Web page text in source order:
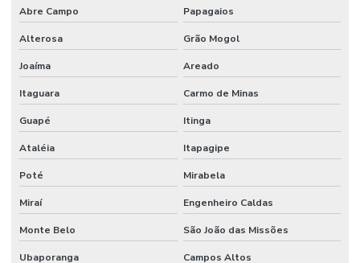
Venda De Filtro Hidráulico
Venda De Junta Universal Para Máquinas
Venda De Manômetro De Pressão Em Minas Gerais
Venda De Orbitrol Em Minas Gerais
Venda De Retentores Em Minas Gerais
Venda De Solenóide Hidráulico
Abre Campo Papagaios
Alterosa Grão Mogol
Joaíma Areado
Itaguara Carmo de Minas
Guapé Itinga
Ataléia Itapagipe
Poté Mirabela
Miraí Engenheiro Caldas
Monte Belo São João das Missões
Ubaporanga Campos Altos